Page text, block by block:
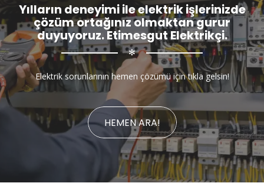
Yılların deneyimi ile elektrik işlerinizde
çözüm ortağınız olmaktan gurur
duyuyoruz. Etimesgut Elektrikçi.
✻
Elektrik sorunlarının hemen çözümü için tıkla gelsin!
HEMEN ARA!